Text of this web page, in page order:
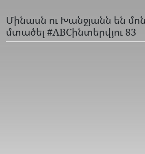
Մինասն ու Խանջյանն են
մտածել #ABCինտերվյու 83